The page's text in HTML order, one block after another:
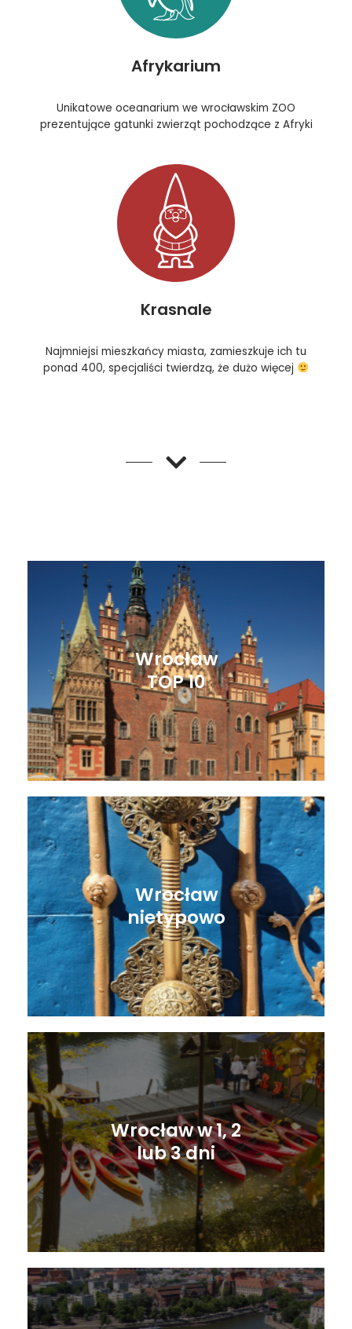
Afrykarium
Unikatowe oceanarium we wrocławskim ZOO
prezentujące gatunki zwierząt pochodzące z Afryki
Krasnale
Najmniejsi mieszkańcy miasta, zamieszkuje ich tu
ponad 400, specjaliści twierdzą, że dużo więcej
Wrocław
TOP 10
Wrocław
nietypowo
Wrocław w 1, 2
lub 3 dni